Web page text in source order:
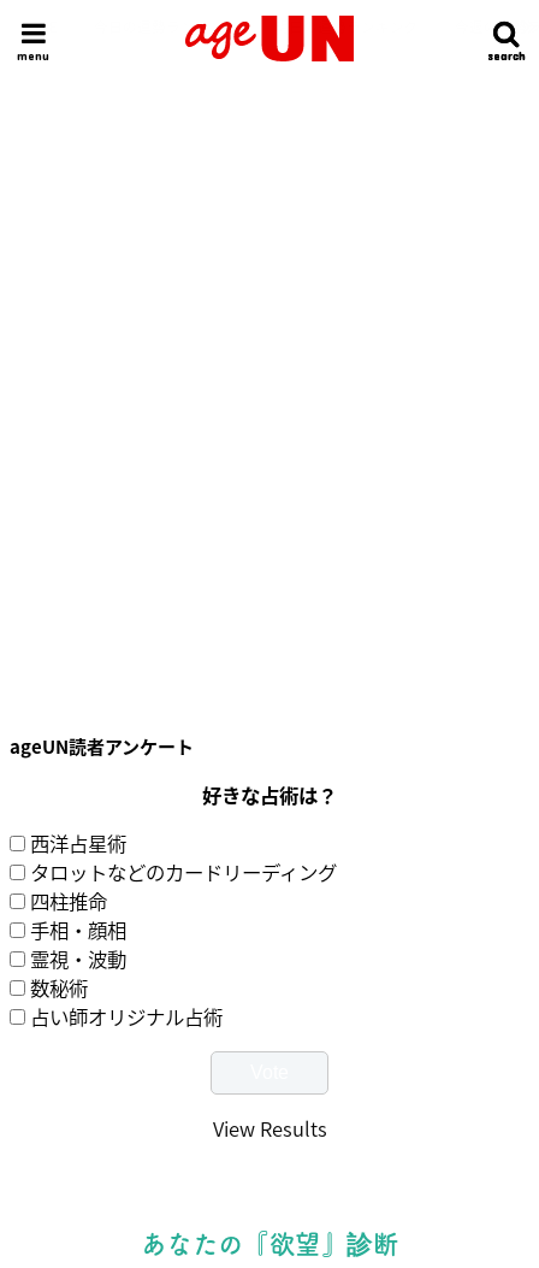
search
search
menu
HOME 今日の運勢ランキング 明日の運勢ランキング 今週の運勢
ageUN読者アンケート
好きな占術は？
西洋占星術
タロットなどのカードリーディング
四柱推命
手相・顔相
霊視・波動
数秘術
占い師オリジナル占術
View Results
あなたの『欲望』診断